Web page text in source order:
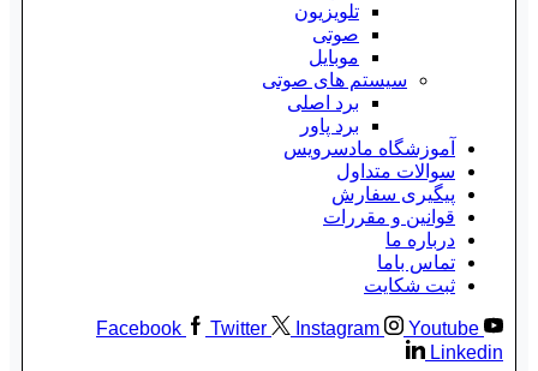
تلویزیون
صوتی
موبایل
سیستم های صوتی
برد اصلی
برد پاور
آموزشگاه مادسرویس
سوالات متداول
پیگیری سفارش
قوانین و مقررات
درباره ما
تماس باما
ثبت شکایت
Facebook Twitter Instagram
Youtube
Linkedin